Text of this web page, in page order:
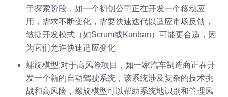
于探索阶段，如一个初创公司正在开发一个移动应
用，需求不断变化，需要快速迭代以适应市场反馈，
敏捷开发模式（如Scrum或Kanban）可能更合适，因
为它们允许快速适应变化
螺旋模型:对于高风险项目，如一家汽车制造商正在开
发一个新的自动驾驶系统，该系统涉及复杂的技术挑
战和高风险，螺旋模型可以帮助系统地识别和管理风